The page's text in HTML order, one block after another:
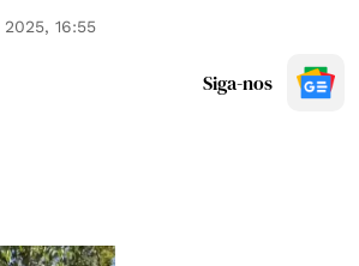
16:55
Siga-nos